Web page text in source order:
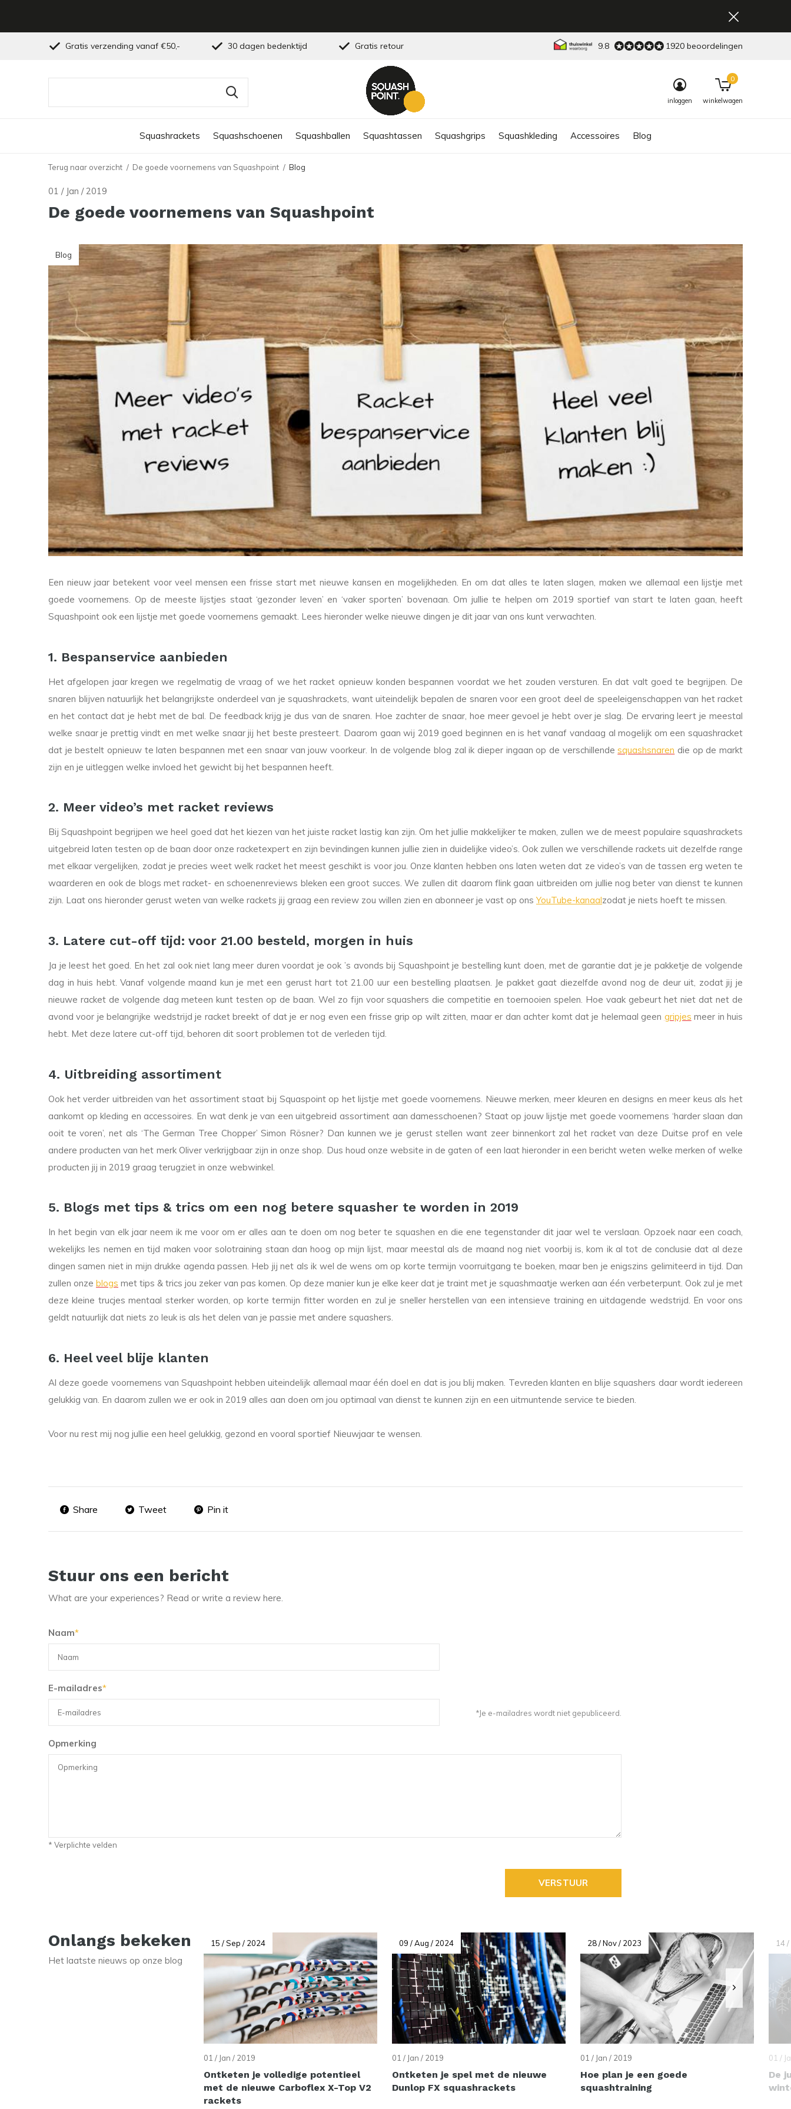
Squashrackets Squashschoenen Squashballen Squashtassen Squashgrips Squashkleding Accessoires Blog
inloggen winkelwagen
0
Gratis verzending vanaf €50,- 30 dagen bedenktijd Gratis retour 9.8 1920 beoordelingen
Terug naar overzicht De goede voornemens van Squashpoint Blog
01 / Jan / 2019
De goede voornemens van Squashpoint
Blog
Een nieuw jaar betekent voor veel mensen een frisse start met nieuwe kansen en mogelijkheden. En om dat alles te laten slagen, maken we allemaal een lijstje met
goede voornemens. Op de meeste lijstjes staat ‘gezonder leven’ en ‘vaker sporten’ bovenaan. Om jullie te helpen om 2019 sportief van start te laten gaan, heeft
Squashpoint ook een lijstje met goede voornemens gemaakt. Lees hieronder welke nieuwe dingen je dit jaar van ons kunt verwachten.
1. Bespanservice aanbieden
Het afgelopen jaar kregen we regelmatig de vraag of we het racket opnieuw konden bespannen voordat we het zouden versturen. En dat valt goed te begrijpen. De
snaren blijven natuurlijk het belangrijkste onderdeel van je squashrackets, want uiteindelijk bepalen de snaren voor een groot deel de speeleigenschappen van het racket
en het contact dat je hebt met de bal. De feedback krijg je dus van de snaren. Hoe zachter de snaar, hoe meer gevoel je hebt over je slag. De ervaring leert je meestal
welke snaar je prettig vindt en met welke snaar jij het beste presteert. Daarom gaan wij 2019 goed beginnen en is het vanaf vandaag al mogelijk om een squashracket
dat je bestelt opnieuw te laten bespannen met een snaar van jouw voorkeur. In de volgende blog zal ik dieper ingaan op de verschillendesquashsnaren die op de markt
zijn en je uitleggen welke invloed het gewicht bij het bespannen heeft.
2. Meer video’s met racket reviews
Bij Squashpoint begrijpen we heel goed dat het kiezen van het juiste racket lastig kan zijn. Om het jullie makkelijker te maken, zullen we de meest populaire squashrackets
uitgebreid laten testen op de baan door onze racketexpert en zijn bevindingen kunnen jullie zien in duidelijke video’s. Ook zullen we verschillende rackets uit dezelfde range
met elkaar vergelijken, zodat je precies weet welk racket het meest geschikt is voor jou. Onze klanten hebben ons laten weten dat ze video’s van de tassen erg weten te
waarderen en ook de blogs met racket- en schoenenreviews bleken een groot succes. We zullen dit daarom flink gaan uitbreiden om jullie nog beter van dienst te kunnen
zijn. Laat ons hieronder gerust weten van welke rackets jij graag een review zou willen zien en abonneer je vast op onsYouTube-kanaalzodat je niets hoeft te missen.
3. Latere cut-off tijd: voor 21.00 besteld, morgen in huis
Ja je leest het goed. En het zal ook niet lang meer duren voordat je ook ’s avonds bij Squashpoint je bestelling kunt doen, met de garantie dat je je pakketje de volgende
dag in huis hebt. Vanaf volgende maand kun je met een gerust hart tot 21.00 uur een bestelling plaatsen. Je pakket gaat diezelfde avond nog de deur uit, zodat jij je
nieuwe racket de volgende dag meteen kunt testen op de baan. Wel zo fijn voor squashers die competitie en toernooien spelen. Hoe vaak gebeurt het niet dat net de
avond voor je belangrijke wedstrijd je racket breekt of dat je er nog even een frisse grip op wilt zitten, maar er dan achter komt dat je helemaal geen gripjes meer in huis
hebt. Met deze latere cut-off tijd, behoren dit soort problemen tot de verleden tijd.
4. Uitbreiding assortiment
Ook het verder uitbreiden van het assortiment staat bij Squaspoint op het lijstje met goede voornemens. Nieuwe merken, meer kleuren en designs en meer keus als het
aankomt op kleding en accessoires. En wat denk je van een uitgebreid assortiment aan damesschoenen? Staat op jouw lijstje met goede voornemens ‘harder slaan dan
ooit te voren’, net als ‘The German Tree Chopper’ Simon Rösner? Dan kunnen we je gerust stellen want zeer binnenkort zal het racket van deze Duitse prof en vele
andere producten van het merk Oliver verkrijgbaar zijn in onze shop. Dus houd onze website in de gaten of een laat hieronder in een bericht weten welke merken of welke
producten jij in 2019 graag terugziet in onze webwinkel.
5. Blogs met tips & trics om een nog betere squasher te worden in 2019
In het begin van elk jaar neem ik me voor om er alles aan te doen om nog beter te squashen en die ene tegenstander dit jaar wel te verslaan. Opzoek naar een coach,
wekelijks les nemen en tijd maken voor solotraining staan dan hoog op mijn lijst, maar meestal als de maand nog niet voorbij is, kom ik al tot de conclusie dat al deze
dingen samen niet in mijn drukke agenda passen. Heb jij net als ik wel de wens om op korte termijn voorruitgang te boeken, maar ben je enigszins gelimiteerd in tijd. Dan
zullen onze blogs met tips & trics jou zeker van pas komen. Op deze manier kun je elke keer dat je traint met je squashmaatje werken aan één verbeterpunt. Ook zul je met
deze kleine trucjes mentaal sterker worden, op korte termijn fitter worden en zul je sneller herstellen van een intensieve training en uitdagende wedstrijd. En voor ons
geldt natuurlijk dat niets zo leuk is als het delen van je passie met andere squashers.
6. Heel veel blije klanten
Al deze goede voornemens van Squashpoint hebben uiteindelijk allemaal maar één doel en dat is jou blij maken. Tevreden klanten en blije squashers daar wordt iedereen
gelukkig van. En daarom zullen we er ook in 2019 alles aan doen om jou optimaal van dienst te kunnen zijn en een uitmuntende service te bieden.
Voor nu rest mij nog jullie een heel gelukkig, gezond en vooral sportief Nieuwjaar te wensen.
Share Tweet Pin it
Stuur ons een bericht
What are your experiences? Read or write a review here.
Naam*
E-mailadres*
*Je e-mailadres wordt niet gepubliceerd.
Opmerking
* Verplichte velden
VERSTUUR
Onlangs bekeken
Het laatste nieuws op onze blog
15 / Sep / 2024
01 / Jan / 2019
Ontketen je volledige potentieel
met de nieuwe Carboflex X-Top V2
rackets
09 / Aug / 2024
01 / Jan / 2019
Ontketen je spel met de nieuwe
Dunlop FX squashrackets
28 / Nov / 2023
01 / Jan / 2019
Hoe plan je een goede
squashtraining
14
01 /
De